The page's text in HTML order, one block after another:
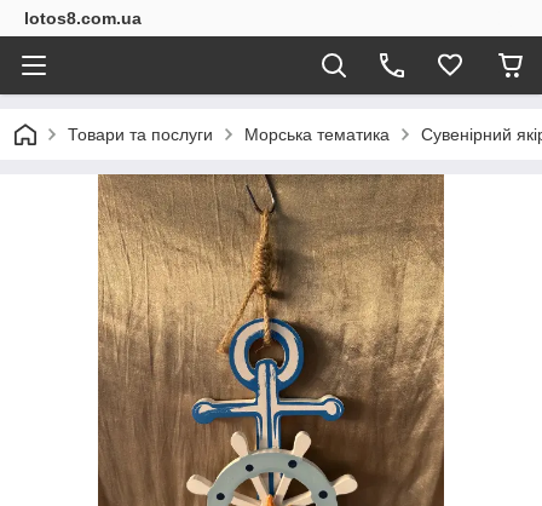
lotos8.com.ua
Товари та послуги Морська тематика Сувенірний